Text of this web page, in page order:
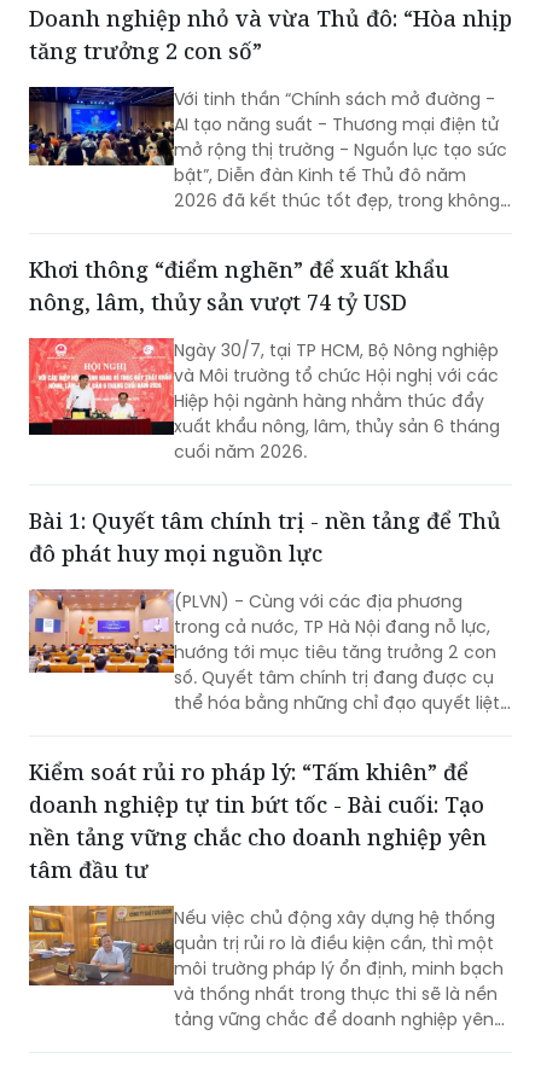
tăng trưởng cao và bền vững.
Với tinh thần “Chính sách mở đường -
AI tạo năng suất - Thương mại điện tử
mở rộng thị trường - Nguồn lực tạo sức
bật”, Diễn đàn Kinh tế Thủ đô năm
2026 đã kết thúc tốt đẹp, trong không
khí đổi mới, quyết tâm và khát vọng
phát triển mạnh mẽ của Thủ đô.
Khơi thông “điểm nghẽn” để xuất khẩu
Ngày 30/7, tại TP HCM, Bộ Nông nghiệp
và Môi trường tổ chức Hội nghị với các
Hiệp hội ngành hàng nhằm thúc đẩy
xuất khẩu nông, lâm, thủy sản 6 tháng
cuối năm 2026.
Bài 1: Quyết tâm chính trị - nền tảng để Thủ
(PLVN) - Cùng với các địa phương
trong cả nước, TP Hà Nội đang nỗ lực,
hướng tới mục tiêu tăng trưởng 2 con
số. Quyết tâm chính trị đang được cụ
thể hóa bằng những chỉ đạo quyết liệt,
hành động đồng bộ và tinh thần dám
nghĩ, dám làm. Đây chính là những
động lực quan trọng để TP khơi dậy
tảng để Thủ đô phát huy mọi nguồn
lực, tạo đà bứt phá trong giai đoạn
phát triển mới…
Kiểm soát rủi ro pháp lý: “Tấm khiên” để
nền tảng vững chắc cho doanh nghiệp yên
tâm đầu tư
Nếu việc chủ động xây dựng hệ thống
môi trường pháp lý ổn định, minh bạch
và thống nhất trong thực thi sẽ là nền
tảng vững chắc để doanh nghiệp yên
tâm đầu tư dài hạn. Cùng với nỗ lực
nâng cao năng lực tuân thủ từ phía
doanh nghiệp, việc tiếp tục hoàn thiện
Tiềm năng hydrogen và cơ hội góp sức cho